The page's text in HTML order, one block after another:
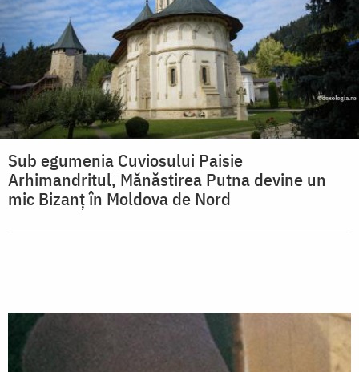
Sub egumenia Cuviosului Paisie
Arhimandritul, Mănăstirea Putna devine un
mic Bizanț în Moldova de Nord